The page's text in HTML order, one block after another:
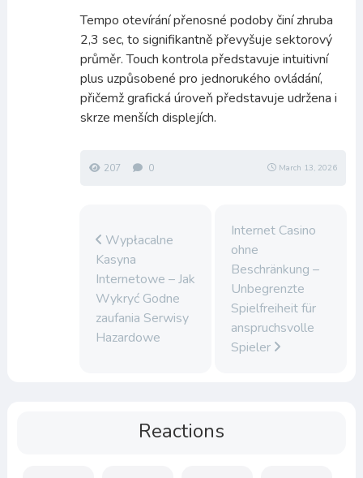
Tempo otevírání přenosné podoby činí zhruba
2,3 sec, to signifikantně převyšuje sektorový
průměr. Touch kontrola představuje intuitivní
plus uzpůsobené pro jednorukého ovládání,
přičemž grafická úroveň představuje udržena i
skrze menších displejích.
207 0 March 13, 2026
Wypłacalne
Kasyna
Internetowe – Jak
Wykryć Godne
zaufania Serwisy
Hazardowe
Internet Casino
ohne
Beschränkung –
Unbegrenzte
Spielfreiheit für
anspruchsvolle
Spieler
Reactions